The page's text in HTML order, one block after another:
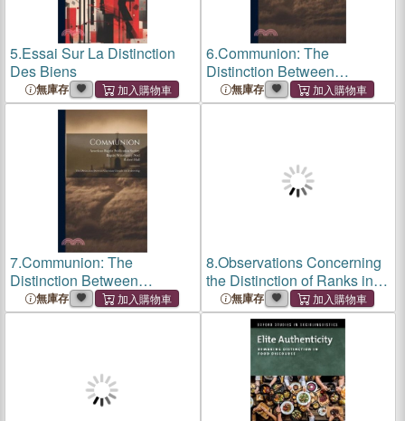
5.Essai Sur La Distinction
Des Biens
無庫存
6.Communion: The
Distinction Between
Christian Chruch and
Fellowship
無庫存
7.Communion: The
Distinction Between
Christian Chruch and
Fellowship
無庫存
8.Observations Concerning
the Distinction of Ranks in
Society
無庫存